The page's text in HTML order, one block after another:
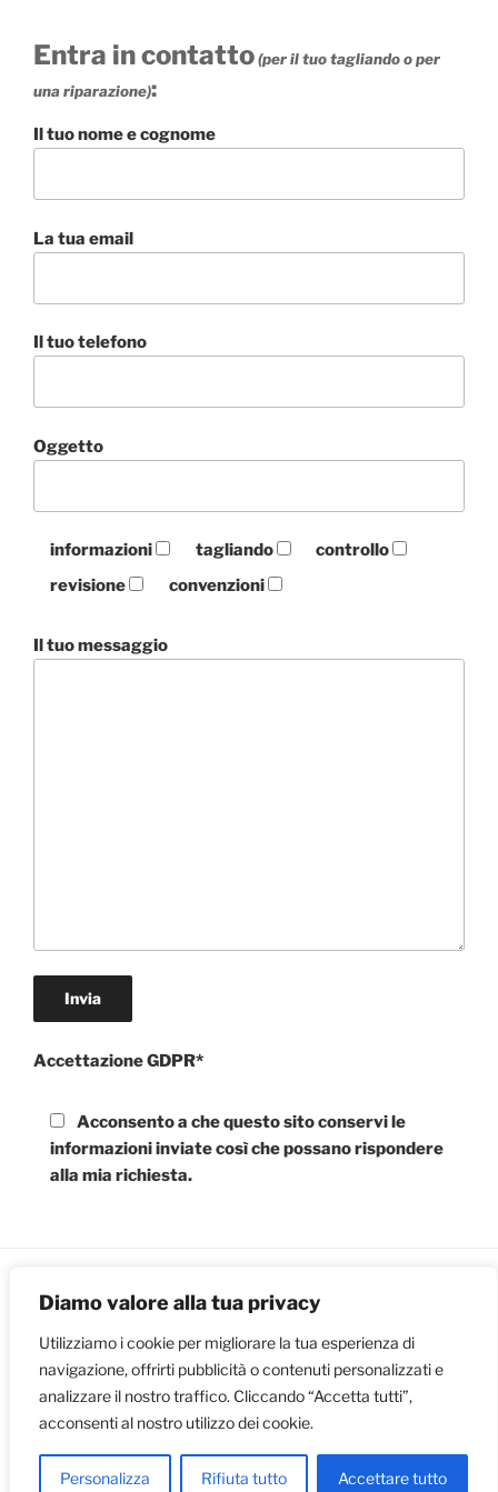
Diamo valore alla tua privacy
Utilizziamo i cookie per migliorare la tua esperienza di
navigazione, offrirti pubblicità o contenuti personalizzati e
analizzare il nostro traffico. Cliccando “Accetta tutti”,
acconsenti al nostro utilizzo dei cookie.
Personalizza Rifiuta tutto Accettare tutto
Entra in contatto(per il tuo tagliando o per
una riparazione):
Il tuo nome e cognome
La tua email
Il tuo telefono
Oggetto
informazioni tagliando
controllo
revisione
convenzioni
Il tuo messaggio
Accettazione GDPR*
Acconsento a che questo sito conservi le
informazioni inviate così che possano rispondere
alla mia richiesta.
P.IVA: 06244231004 |privacy|credit